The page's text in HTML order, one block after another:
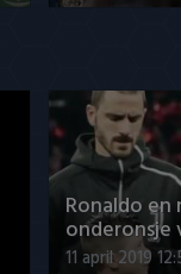
Ronaldo
onderonsje
11 april 2019